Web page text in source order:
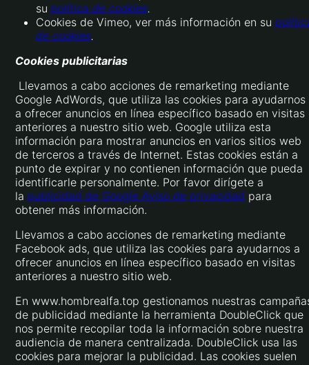
su política de cookies.
Cookies de Vimeo, ver más información en su
de cookies.
Cookies publicitarias
Llevamos a cabo acciones de remarketing mediante
Google AdWords, que utiliza las cookies para ayudarnos
a ofrecer anuncios en línea específico basado en visitas
anteriores a nuestro sitio web. Google utiliza esta
información para mostrar anuncios en varios sitios web
de terceros a través de Internet. Estas cookies están a
punto de expirar y no contienen información que pueda
identificarle personalmente. Por favor dirígete a
la publicidad de Google Aviso de privacidad para
obtener más información.
Llevamos a cabo acciones de remarketing mediante
Facebook ads, que utiliza las cookies para ayudarnos a
ofrecer anuncios en línea específico basado en visitas
anteriores a nuestro sitio web.
En www.hombrealfa.top gestionamos nuestras
de publicidad mediante la herramienta DoubleClick que
nos permite recopilar toda la información sobre nuestra
audiencia de manera centralizada. DoubleClick usa las
cookies para mejorar la publicidad. Las cookies suelen